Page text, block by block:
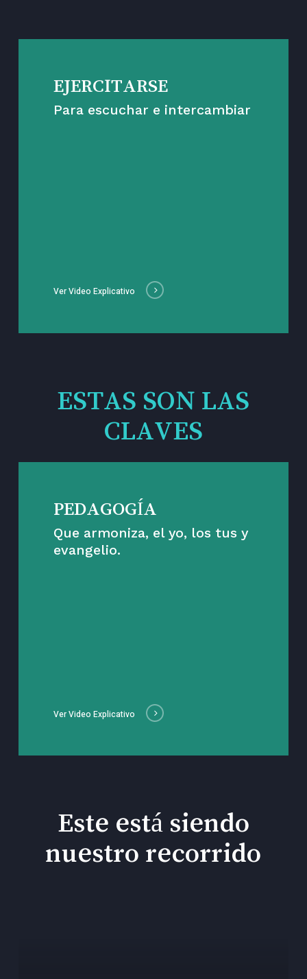
EJERCITARSE
Para escuchar e intercambiar
Ver Video Explicativo
ESTAS SON LAS
CLAVES
PEDAGOGÍA
Que armoniza, el yo, los tus y
evangelio.
Ver Video Explicativo
Este está siendo
nuestro recorrido